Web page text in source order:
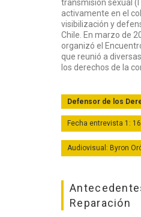
transmisión sexual
activamente en el
visibilización y
Chile. En marzo de
organizó el
que reunió a
los derechos de la
Defensor de los
Fecha entrevista 1:
Audiovisual: Byron
Reparación